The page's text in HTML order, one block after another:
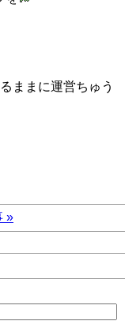
ままに運営ちゅう
»